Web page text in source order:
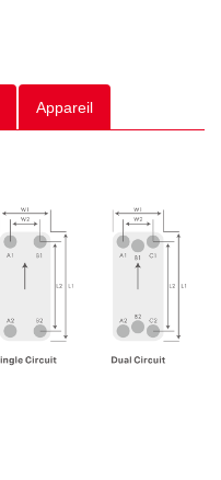
Appareil
40
40
70